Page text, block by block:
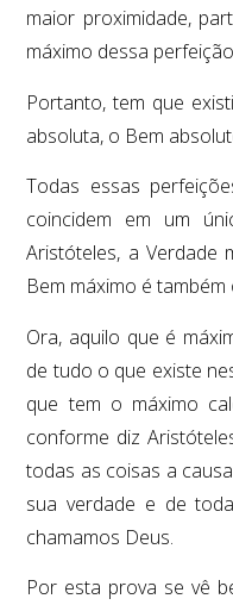
maior proximidade,
máximo dessa
Portanto, tem que
absoluta, o Bem
Todas essas
coincidem em um
Aristóteles, a Verdade
Bem máximo é
Ora, aquilo que é
de tudo o que existe
que tem o máximo
conforme diz
todas as coisas a
sua verdade e de
chamamos Deus.
Por esta prova se vê